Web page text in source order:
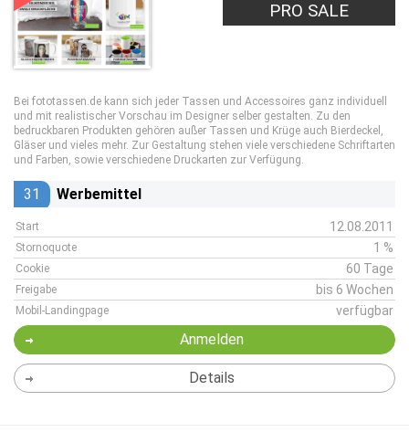
PRO SALE
Bei fototassen.de kann sich jeder Tassen und Accessoires ganz individuell
und mit realistischer Vorschau im Designer selber gestalten. Zu den
bedruckbaren Produkten gehören außer Tassen und Krüge auch Bierdeckel,
Gläser und vieles mehr. Zur Gestaltung stehen viele verschiedene Schriftarten
und Farben, sowie verschiedene Druckarten zur Verfügung.
31 Werbemittel
Start 12.08.2011
Stornoquote 1 %
Cookie 60 Tage
Freigabe bis 6 Wochen
Mobil-Landingpage verfügbar
Anmelden
Details